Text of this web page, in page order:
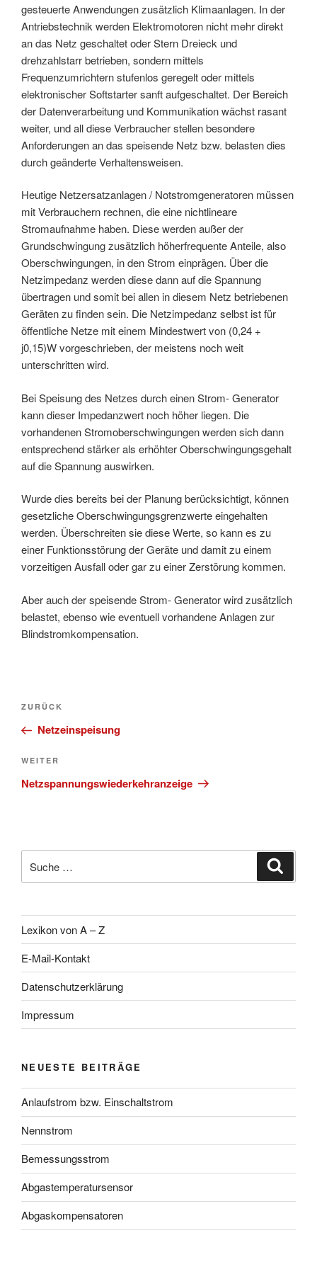
gesteuerte Anwendungen zusätzlich Klimaanlagen. In der
Antriebstechnik werden Elektromotoren nicht mehr direkt
an das Netz geschaltet oder Stern Dreieck und
drehzahlstarr betrieben, sondern mittels
Frequenzumrichtern stufenlos geregelt oder mittels
elektronischer Softstarter sanft aufgeschaltet. Der Bereich
der Datenverarbeitung und Kommunikation wächst rasant
weiter, und all diese Verbraucher stellen besondere
Anforderungen an das speisende Netz bzw. belasten dies
durch geänderte Verhaltensweisen.
Heutige Netzersatzanlagen / Notstromgeneratoren müssen
mit Verbrauchern rechnen, die eine nichtlineare
Stromaufnahme haben. Diese werden außer der
Grundschwingung zusätzlich höherfrequente Anteile, also
Oberschwingungen, in den Strom einprägen. Über die
Netzimpedanz werden diese dann auf die Spannung
übertragen und somit bei allen in diesem Netz betriebenen
Geräten zu finden sein. Die Netzimpedanz selbst ist für
öffentliche Netze mit einem Mindestwert von (0,24 +
j0,15)W vorgeschrieben, der meistens noch weit
unterschritten wird.
Bei Speisung des Netzes durch einen Strom- Generator
kann dieser Impedanzwert noch höher liegen. Die
vorhandenen Stromoberschwingungen werden sich dann
entsprechend stärker als erhöhter Oberschwingungsgehalt
auf die Spannung auswirken.
Wurde dies bereits bei der Planung berücksichtigt, können
gesetzliche Oberschwingungsgrenzwerte eingehalten
werden. Überschreiten sie diese Werte, so kann es zu
einer Funktionsstörung der Geräte und damit zu einem
vorzeitigen Ausfall oder gar zu einer Zerstörung kommen.
Aber auch der speisende Strom- Generator wird zusätzlich
belastet, ebenso wie eventuell vorhandene Anlagen zur
Blindstromkompensation.
Beitragsnavigation
Vorheriger
Beitrag
ZURÜCK
Netzeinspeisung
Nächster
Beitrag
WEITER
Netzspannungswiederkehranzeige
nach:
Lexikon von A – Z
E-Mail-Kontakt
Datenschutzerklärung
Impressum
NEUESTE BEITRÄGE
Anlaufstrom bzw. Einschaltstrom
Nennstrom
Bemessungsstrom
Abgastemperatursensor
Abgaskompensatoren